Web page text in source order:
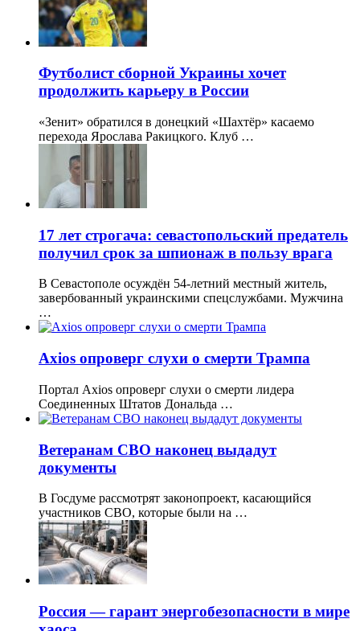
Футболист сборной Украины хочет
продолжить карьеру в России
«Зенит» обратился в донецкий «Шахтёр» касаемо
перехода Ярослава Ракицкого. Клуб …
17 лет строгача: севастопольский предатель
получил срок за шпионаж в пользу врага
В Севастополе осуждён 54-летний местный житель,
завербованный украинскими спецслужбами. Мужчина
…
Axios опроверг слухи о смерти Трампа
Портал Axios опроверг слухи о смерти лидера
Соединенных Штатов Дональда …
Ветеранам СВО наконец выдадут
документы
В Госдуме рассмотрят законопроект, касающийся
участников СВО, которые были на …
Россия — гарант энергобезопасности в мире